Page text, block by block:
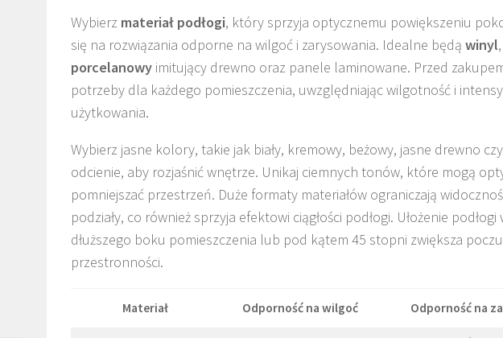
Wybierz materiał podłogi, który sprzyja optycznemu powiększeniu
się na rozwiązania odporne na wilgoć i zarysowania. Idealne będą winyl,
porcelanowy imitujący drewno oraz panele laminowane. Przed
potrzeby dla każdego pomieszczenia, uwzględniając wilgotność i
użytkowania.
Wybierz jasne kolory, takie jak biały, kremowy, beżowy, jasne drewno
odcienie, aby rozjaśnić wnętrze. Unikaj ciemnych tonów, które mogą
pomniejszać przestrzeń. Duże formaty materiałów ograniczają
podziały, co również sprzyja efektowi ciągłości podłogi. Ułożenie podłogi
dłuższego boku pomieszczenia lub pod kątem 45 stopni zwiększa
przestronności.
Materiał Odporność na wilgoć Odporność na